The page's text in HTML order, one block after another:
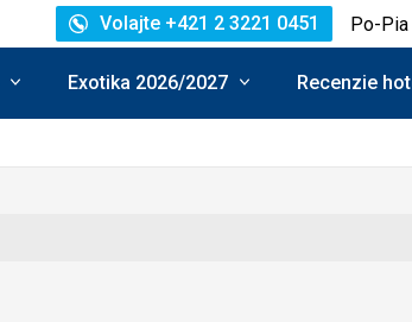
Volajte +421 2 3221 0451 Po-Pia
Exotika 2026/2027 Recenzie